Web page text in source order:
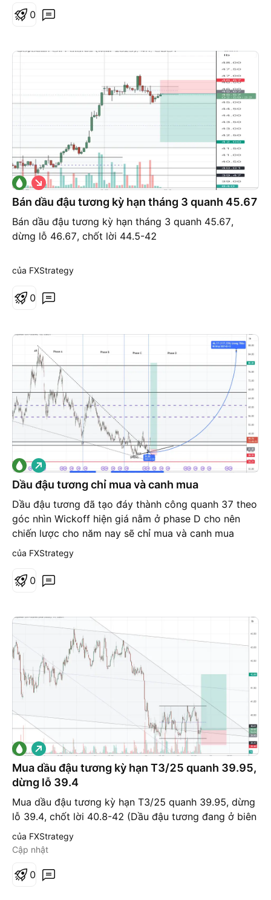
0
Bán dầu đậu tương kỳ hạn tháng 3 quanh 45.67
Bán dầu đậu tương kỳ hạn tháng 3 quanh 45.67,
dừng lỗ 46.67, chốt lời 44.5-42
G
i
á
x
u
ố
n
của FXStrategy
0
Dầu đậu tương chỉ mua và canh mua
Dầu đậu tương đã tạo đáy thành công quanh 37 theo
góc nhìn Wickoff hiện giá nằm ở phase D cho nên
chiến lược cho năm nay sẽ chỉ mua và canh mua
những cú giảm điều chỉnh mục tiêu kỳ vọng 55-65-
về 43-44 có dấu hiệu rút chân thì canh mua quanh
G
i
á
l
ê
n
của FXStrategy
0
Mua dầu đậu tương kỳ hạn T3/25 quanh 39.95,
dừng lỗ 39.4
Mua dầu đậu tương kỳ hạn T3/25 quanh 39.95, dừng
lỗ 39.4, chốt lời 40.8-42 (Dầu đậu tương đang ở biên
dưới của kênh giá, kỳ vọng giá tăng lại biên trên kênh
giá, nếu phá vỡ 41 thì sẽ tiếp tục tăng lên mốc 42 và
năng test lại vùng 38 thậm chí 35)
G
i
á
l
ê
của FXStrategy
Cập nhật
0